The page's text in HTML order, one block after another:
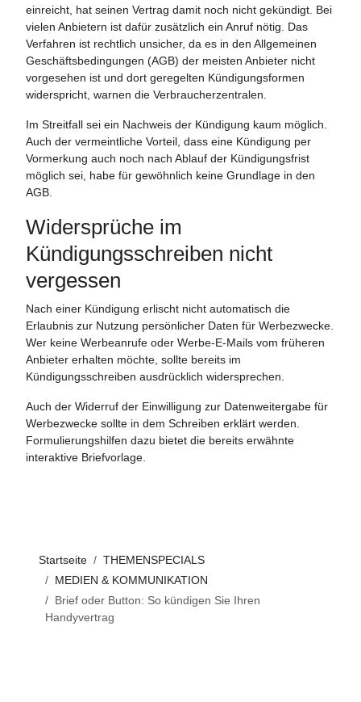
einreicht, hat seinen Vertrag damit noch nicht gekündigt. Bei
vielen Anbietern ist dafür zusätzlich ein Anruf nötig. Das
Verfahren ist rechtlich unsicher, da es in den Allgemeinen
Geschäftsbedingungen (AGB) der meisten Anbieter nicht
vorgesehen ist und dort geregelten Kündigungsformen
widerspricht, warnen die Verbraucherzentralen.
Im Streitfall sei ein Nachweis der Kündigung kaum möglich.
Auch der vermeintliche Vorteil, dass eine Kündigung per
Vormerkung auch noch nach Ablauf der Kündigungsfrist
möglich sei, habe für gewöhnlich keine Grundlage in den
AGB.
Widersprüche im
Kündigungsschreiben nicht
vergessen
Nach einer Kündigung erlischt nicht automatisch die
Erlaubnis zur Nutzung persönlicher Daten für Werbezwecke.
Wer keine Werbeanrufe oder Werbe-E-Mails vom früheren
Anbieter erhalten möchte, sollte bereits im
Kündigungsschreiben ausdrücklich widersprechen.
Auch der Widerruf der Einwilligung zur Datenweitergabe für
Werbezwecke sollte in dem Schreiben erklärt werden.
Formulierungshilfen dazu bietet die bereits erwähnte
interaktive Briefvorlage
Startseite
THEMENSPECIALS
MEDIEN & KOMMUNIKATION
Brief oder Button: So kündigen Sie Ihren
Handyvertrag